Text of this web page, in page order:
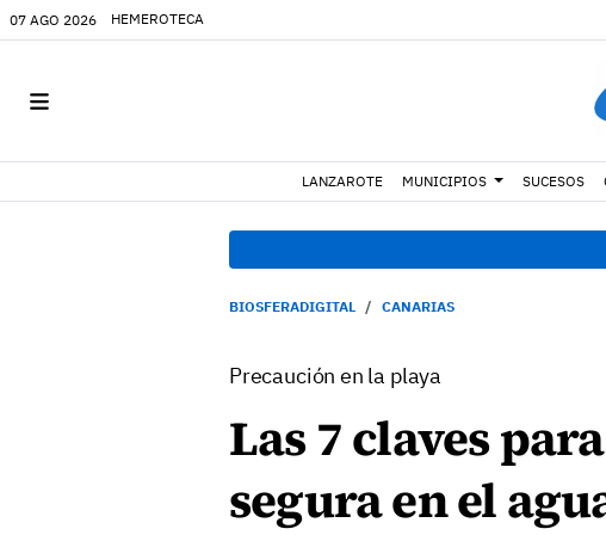
07 AGO 2026 HEMEROTECA
LANZAROTE MUNICIPIOS SUCESOS
BIOSFERADIGITAL CANARIAS
Precaución en la playa
Las 7 claves
segura en el